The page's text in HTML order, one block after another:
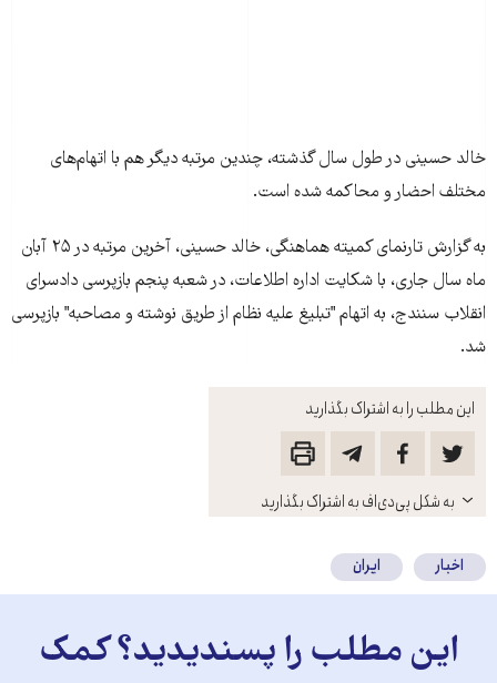
این مطلب را به اشتراک بگذارید
باز
کنید
به شکل پی‌دی‌اف به اشتراک بگذارید
خالد حسینی در طول سال گذشته، چندین مرتبه دیگر هم با اتهام‌های
مختلف احضار و محاکمه شده است.
به گزارش تارنمای کمیته هماهنگی، خالد حسینی، آخرین مرتبه در ۲۵ آبان
ماه سال جاری، با شکایت اداره اطلاعات، در شعبه پنجم بازپرسی دادسرای
انقلاب سنندج، به اتهام "تبلیغ علیه نظام از طریق نوشته و مصاحبه" بازپرسی
شد.
اخبار ایران
این مطلب را پسندیدید؟ کمک